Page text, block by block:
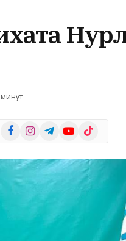
FacebookInstagramTelegramYouTube
TikTok